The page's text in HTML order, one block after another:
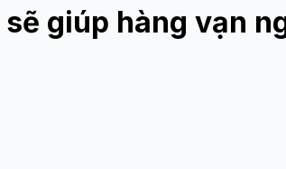
giúp hàng vạn